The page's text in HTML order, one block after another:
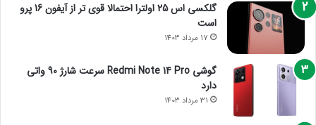
گلکسی اس 25 اولترا احتمالا قوی تر از آیفون 16 پرو
است
17 مرداد 1403
گوشی Redmi Note 14 Pro سرعت شارژ 90 واتی
دارد
31 مرداد 1403